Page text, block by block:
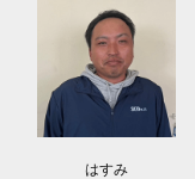
はすみ